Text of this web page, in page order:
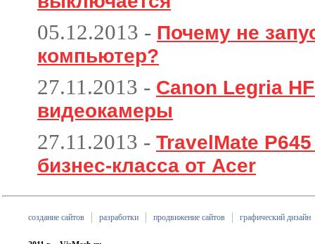
05.12.2013 - Почему не
компьютер?
27.11.2013 - Canon Legria
видеокамеры
27.11.2013 - TravelMate
бизнес-класса от Acer
создание сайтов разработки продвижение сайтов графический дизайн